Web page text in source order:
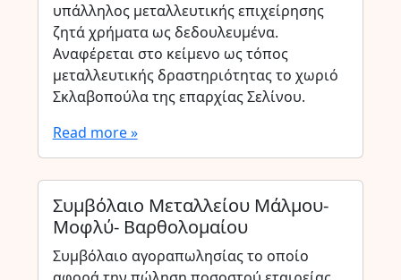
υπάλληλος μεταλλευτικής επιχείρησης
ζητά χρήματα ως δεδουλευμένα.
Αναφέρεται στο κείμενο ως τόπος
μεταλλευτικής δραστηριότητας το χωριό
Σκλαβοπούλα της επαρχίας Σελίνου.
Read more »
Συμβόλαιο Μεταλλείου Μάλμου-
Μοφλύ- Βαρθολομαίου
Συμβόλαιο αγοραπωλησίας το οποίο